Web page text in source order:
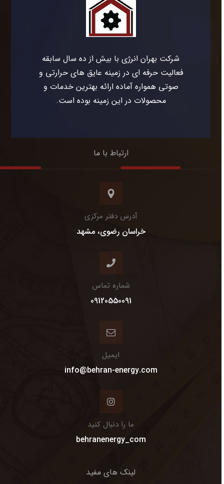
شرکت بهران انرژی با بیش از ده سال سابقه
فعالیت حرفه ای در زمینه عایق های حرارتی و
صوتی همواره آماده ارائه بهترین خدمات و
محصولات در این زمینه بوده است.
ارتباط با ما
آدرس دفتر مرکزی
خراسان رضوی، مشهد
شماره تماس
09120550091
ایمیل
info@behran-energy.com
ما را دنبال کنید
behranenergy_com
لینک های مفید